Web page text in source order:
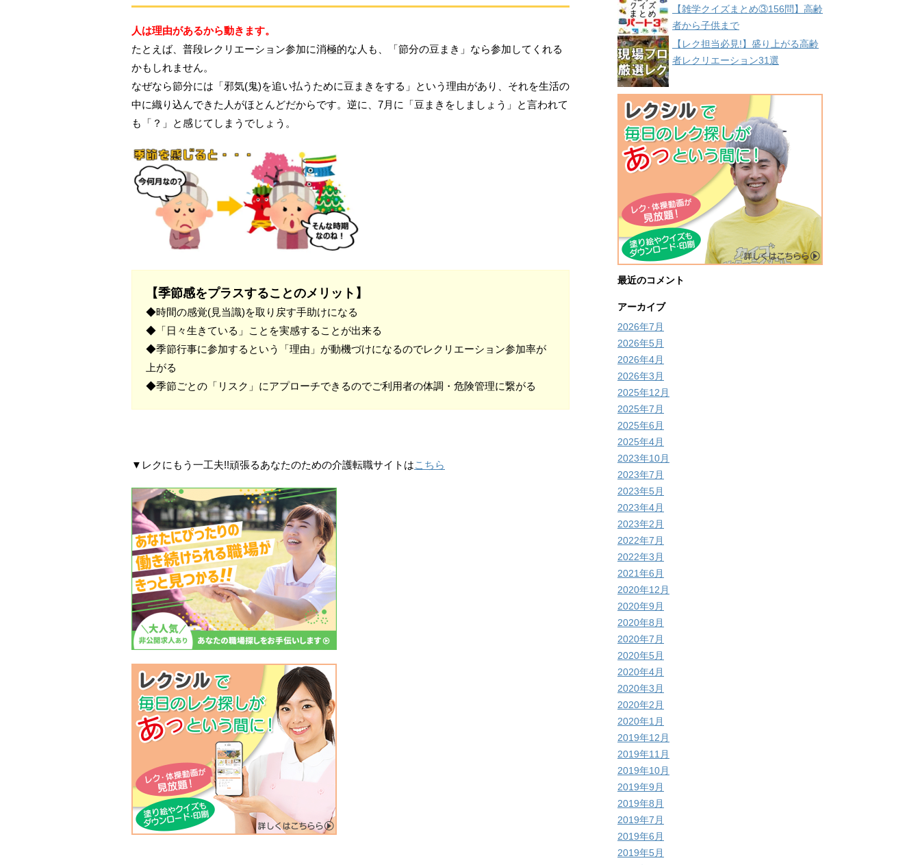
人は理由があるから動きます。
たとえば、普段レクリエーション参加に消極的な人も、「節分の豆まき」なら参加してくれる
かもしれません。
なぜなら節分には「邪気(鬼)を追い払うために豆まきをする」という理由があり、それを生活の
中に織り込んできた人がほとんどだからです。逆に、7月に「豆まきをしましょう」と言われて
も「？」と感じてしまうでしょう。
【季節感をプラスすることのメリット】
◆時間の感覚(見当識)を取り戻す手助けになる
◆「日々生きている」ことを実感することが出来る
◆季節行事に参加するという「理由」が動機づけになるのでレクリエーション参加率が
上がる
◆季節ごとの「リスク」にアプローチできるのでご利用者の体調・危険管理に繋がる
▼レクにもう一工夫!!頑張るあなたのための介護転職サイトはこちら
【雑学クイズまとめ③156問】高齢
者から子供まで
【レク担当必見!】盛り上がる高齢
者レクリエーション31選
最近のコメント
アーカイブ
2026年7月
2026年5月
2026年4月
2026年3月
2025年12月
2025年7月
2025年6月
2025年4月
2023年10月
2023年7月
2023年5月
2023年4月
2023年2月
2022年7月
2022年3月
2021年6月
2020年12月
2020年9月
2020年8月
2020年7月
2020年5月
2020年4月
2020年3月
2020年2月
2020年1月
2019年12月
2019年11月
2019年10月
2019年9月
2019年8月
2019年7月
2019年6月
2019年5月